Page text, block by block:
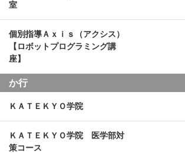
室
個別指導Ａｘｉｓ（アクシス）
【ロボットプログラミング講
座】
か行
ＫＡＴＥＫＹＯ学院
ＫＡＴＥＫＹＯ学院 医学部対
策コース